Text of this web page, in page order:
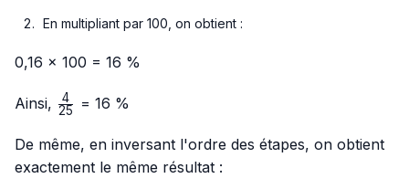
En multipliant par 100, on obtient :
0,16 × 100 = 16 %
Ainsi, \frac{4}
25
4 = 16 %
De même, en inversant l'ordre des étapes, on obtient
exactement le même résultat :